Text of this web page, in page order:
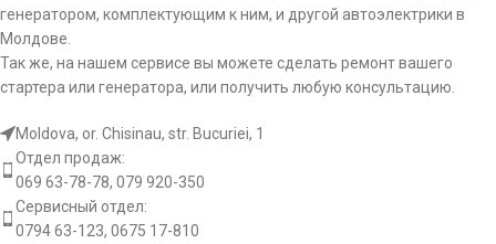
генератором, комплектующим к ним, и другой автоэлектрики в
Молдове.
Так же, на нашем сервисе вы можете сделать ремонт вашего
стартера или генератора, или получить любую консультацию.
Moldova, or. Chisinau, str. Bucuriei, 1
Отдел продаж:
069 63-78-78, 079 920-350
Сервисный отдел:
0794 63-123, 0675 17-810